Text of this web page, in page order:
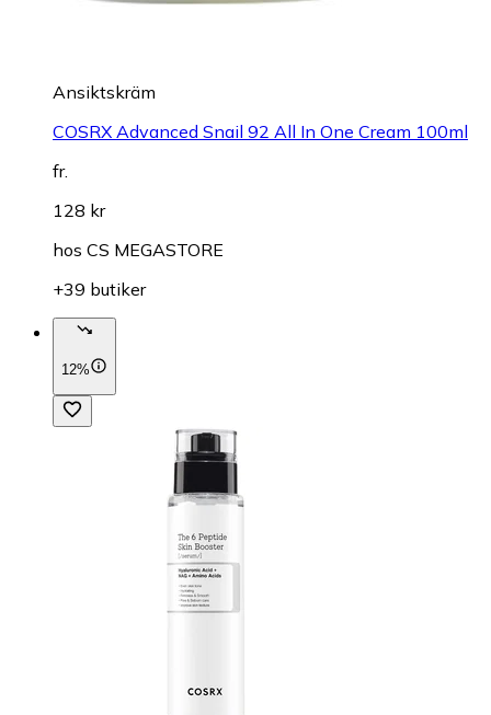
Ansiktskräm
COSRX Advanced Snail 92 All In One Cream 100ml
fr.
128 kr
hos CS MEGASTORE
+39 butiker
12%